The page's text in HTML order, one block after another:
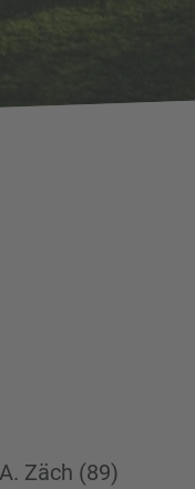
Zäch (89)